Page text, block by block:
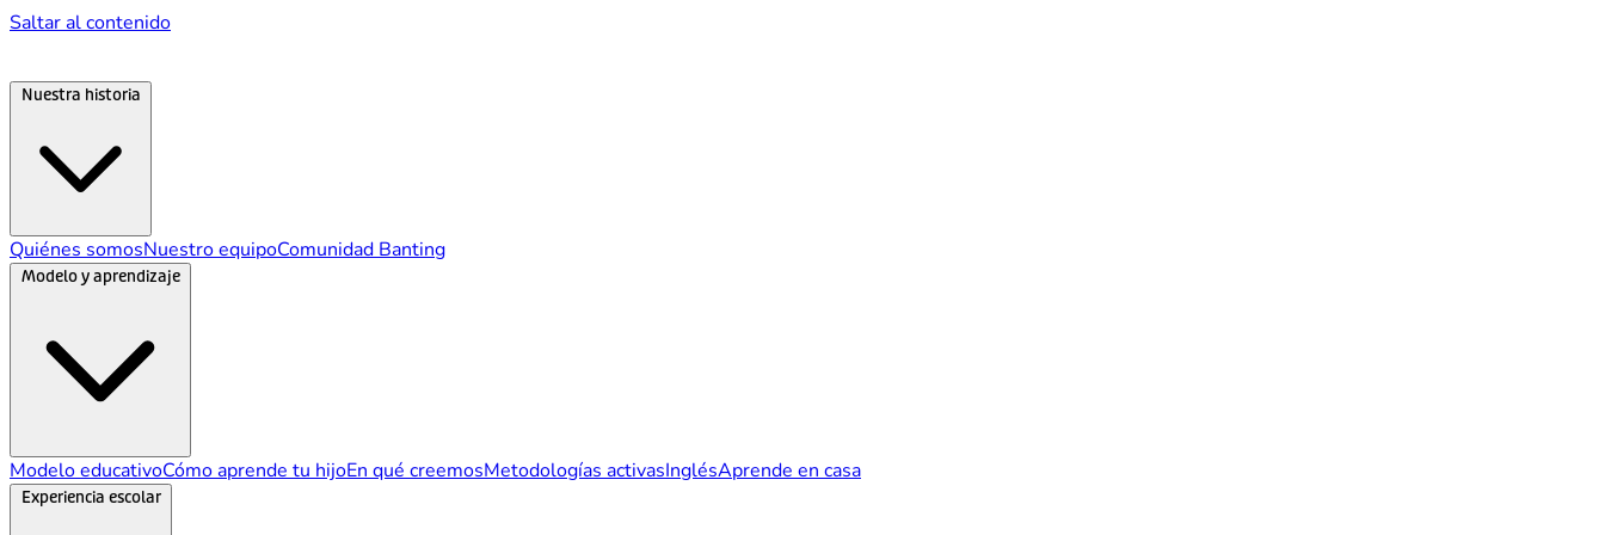
Saltar al contenido
Quiénes somosNuestro equipoComunidad Banting
Modelo y aprendizaje
Modelo educativoCómo aprende tu hijoEn qué creemosMetodologías activasInglésAprende en casa
Experiencia escolar